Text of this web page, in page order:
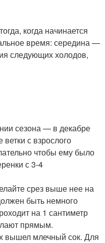
когда начинается
время: середина —
следующих холодов,
сезона — в декабре
с взрослого
чтобы ему было
с 3-4
срез выше нее на
быть немного
на 1 сантиметр
прямым.
вышел млечный сок. Для